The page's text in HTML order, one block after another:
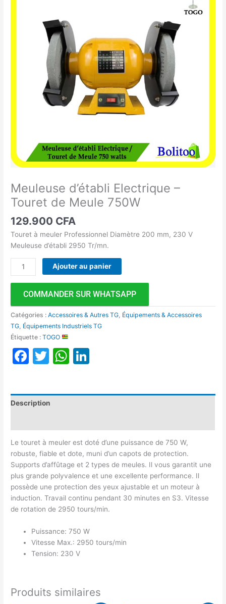
Meuleuse d’établi Electrique –
Touret de Meule 750W
129.900 CFA
Touret à meuler Professionnel Diamètre 200 mm, 230 V
Meuleuse d’établi 2950 Tr/mn.
Ajouter au panier
COMMANDER SUR WHATSAPP
Catégories :Accessoires & Autres TG Équipements & Accessoires
TG Équipements Industriels TG
Étiquette :TOGO
Facebook
TwitterWhatsApp
Description
Le touret à meuler est doté d’une puissance de 750 W,
robuste, fiable et dote, muni d’un capots de protection.
Supports d’affûtage et 2 types de meules. Il vous garantit une
plus grande polyvalence et une excellente performance. Il
possède une protection des yeux ajustable et un moteur à
induction. Travail continu pendant 30 minutes en S3. Vitesse
de rotation de 2950 tours/min.
Puissance: 750 W
Vitesse Max.: 2950 tours/min
Tension: 230 V
Produits similaires